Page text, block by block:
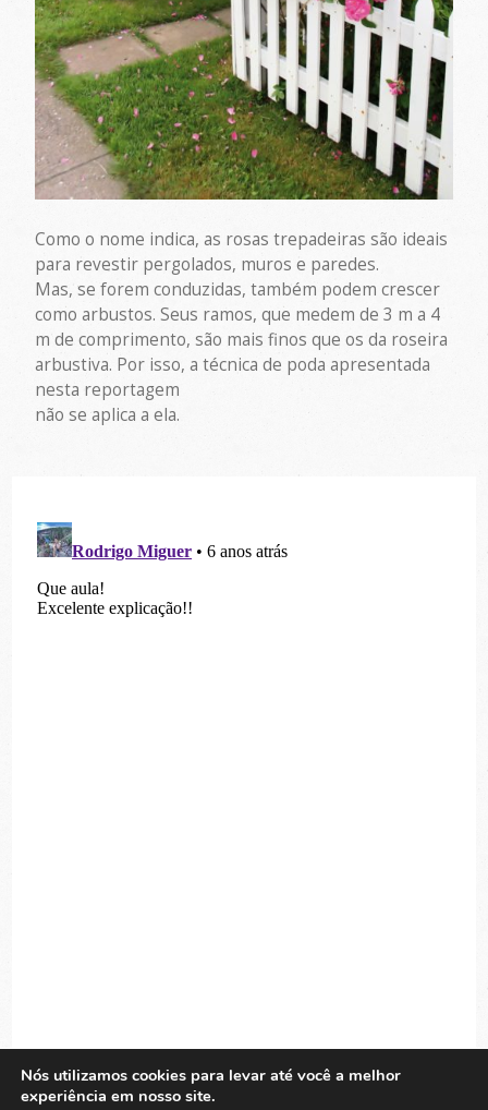
Como o nome indica, as rosas trepadeiras são ideais
para revestir pergolados, muros e paredes.
Mas, se forem conduzidas, também podem crescer
como arbustos. Seus ramos, que medem de 3 m a 4
m de comprimento, são mais finos que os da roseira
arbustiva. Por isso, a técnica de poda apresentada
nesta reportagem
não se aplica a ela.
Nós utilizamos cookies para levar até você a melhor
experiência em nosso site.